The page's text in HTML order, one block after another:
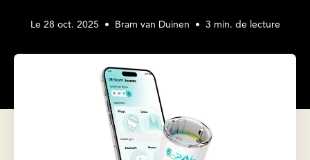
Le 28 oct. 2025 • Bram van Duinen • 3 min. de lecture